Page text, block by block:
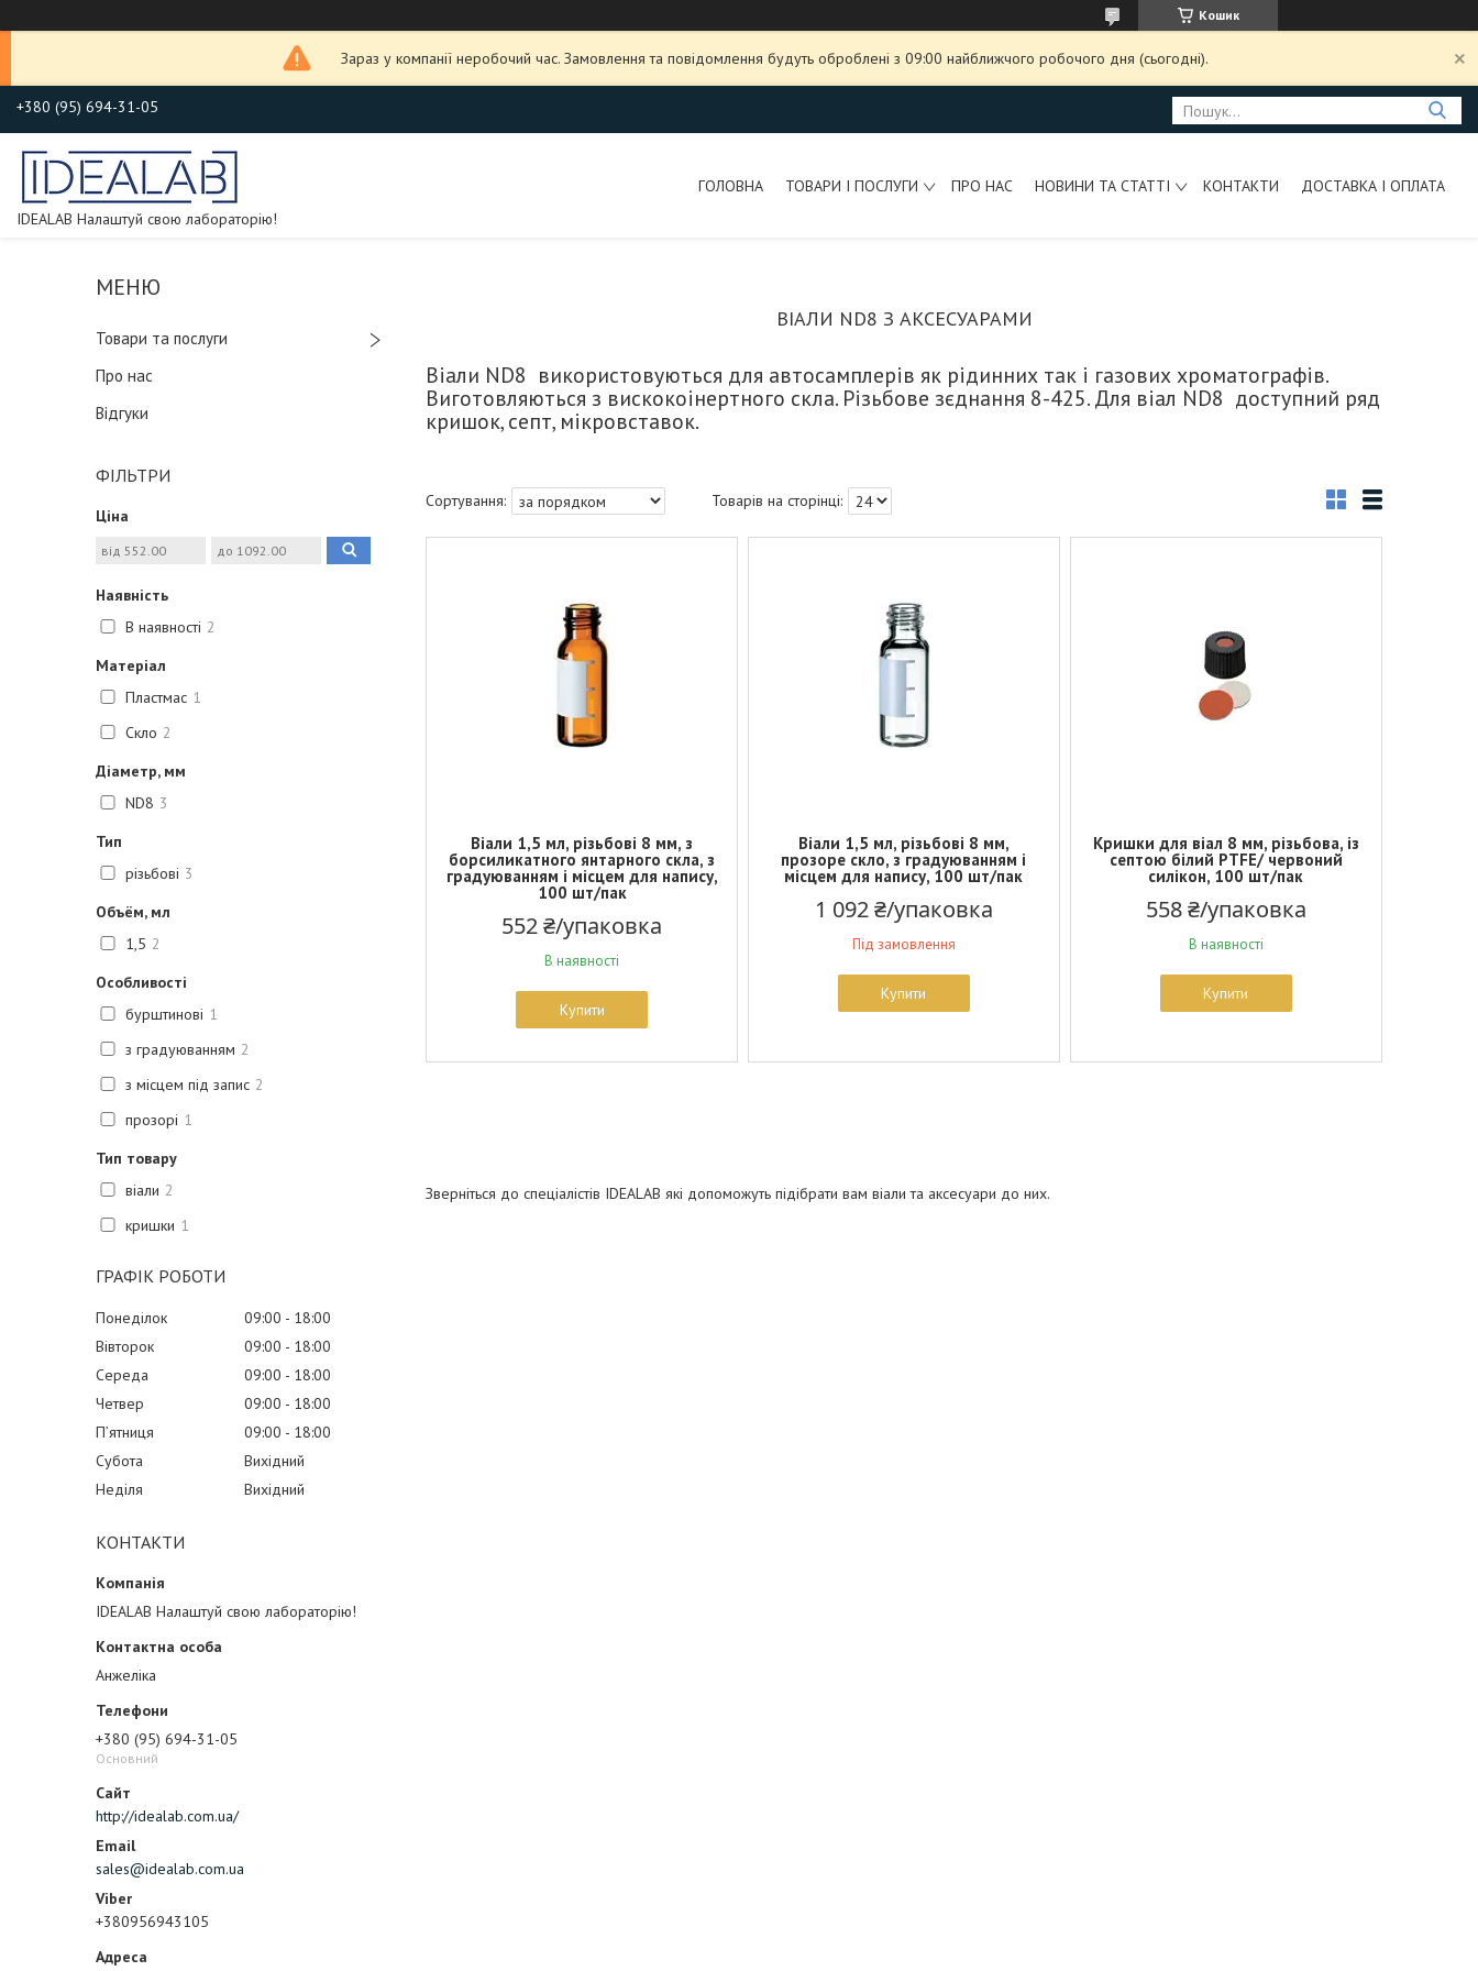
Кошик
Зараз у компанії неробочий час. Замовлення та повідомлення будуть оброблені з 09:00 найближчого робочого дня (сьогодні).
+380 (95) 694-31-05
IDEALAB Налаштуй свою лабораторію!
ГОЛОВНА ТОВАРИ І ПОСЛУГИ ПРО НАС НОВИНИ ТА СТАТТІ КОНТАКТИ ДОСТАВКА І ОПЛАТА
Товари та послуги
Про нас
Відгуки
ФІЛЬТРИ
Ціна
Наявність
В наявності 2
Матеріал
Пластмас 1
Скло 2
Діаметр, мм
ND8 3
Тип
різьбові 3
Объём, мл
1,5 2
Особливості
бурштинові 1
з градуюванням 2
з місцем під запис 2
прозорі 1
Тип товару
віали 2
кришки 1
ГРАФІК РОБОТИ
Понеділок 09:00
18:00
Вівторок
09:00
18:00
Середа
09:00
18:00
Четвер
09:00
18:00
Пʼятниця
09:00
18:00
Субота
Вихідний
Неділя
Вихідний
КОНТАКТИ
IDEALAB Налаштуй свою лабораторію!
Анжеліка
+380 (95) 694-31-05
Основний
http://idealab.com.ua/
sales@idealab.com.ua
+380956943105
ВІАЛИ ND8 З АКСЕСУАРАМИ
Віали ND8 використовуються для автосамплерів як рідинних так і газових хроматографів.
Виготовляються з вискокоінертного скла. Різьбове зєднання 8-425. Для віал ND8 доступний ряд
кришок, септ, мікровставок.
Віали 1,5 мл, різьбові 8 мм, з
борсиликатного янтарного скла, з
градуюванням і місцем для напису,
100 шт/пак
552 ₴/упаковка
В наявності
Купити
Віали 1,5 мл, різьбові 8 мм,
прозоре скло, з градуюванням і
місцем для напису, 100 шт/пак
1 092 ₴/упаковка
Під замовлення
Купити
Кришки для віал 8 мм, різьбова, із
септою білий PTFE/ червоний
силікон, 100 шт/пак
558 ₴/упаковка
В наявності
Купити
Зверніться до спеціалістів IDEALAB які допоможуть підібрати вам віали та аксесуари до них.